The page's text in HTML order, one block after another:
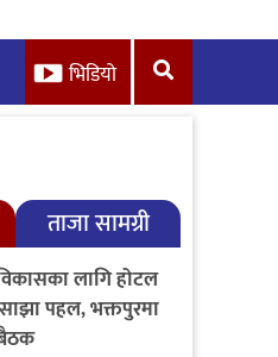
भिडियो
ताजा सामग्री
लागि होटल
पहल, भक्तपुरमा